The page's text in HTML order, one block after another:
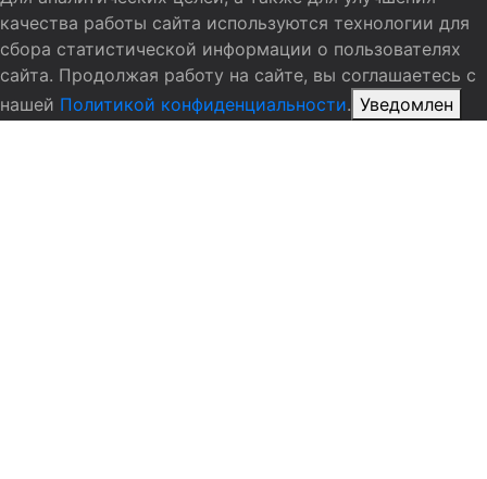
качества работы сайта используются технологии для
сбора статистической информации о пользователях
сайта. Продолжая работу на сайте, вы соглашаетесь с
нашей Политикой конфиденциальности. Уведомлен